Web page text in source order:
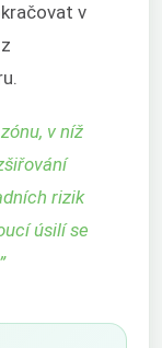
v
v níž
rizik
úsilí se
”